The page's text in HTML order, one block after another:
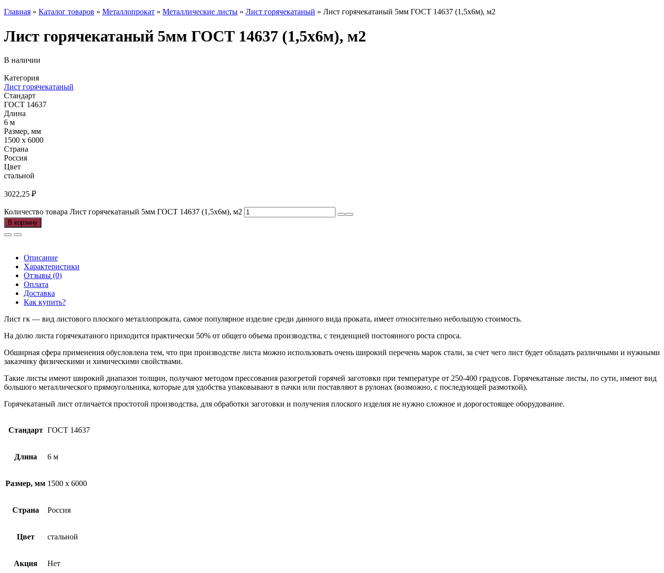
Главная » Каталог товаров » Металлопрокат » Металлические листы » Лист горячекатаный » Лист горячекатаный 5мм ГОСТ 14637 (1,5х6м), м2
Лист горячекатаный 5мм ГОСТ 14637 (1,5х6м), м2
В наличии
Категория
Лист горячекатаный
Стандарт
ГОСТ 14637
Длина
6 м
Размер, мм
1500 х 6000
Страна
Россия
Цвет
стальной
3022,25 ₽
Количество товара Лист горячекатаный 5мм ГОСТ 14637 (1,5х6м), м2
В корзину
Описание
Характеристики
Отзывы (0)
Оплата
Доставка
Как купить?
Лист гк — вид листового плоского металлопроката, самое популярное изделие среди данного вида проката, имеет относительно небольшую стоимость.
На долю листа горячекатаного приходится практически 50% от общего объема производства, с тенденцией постоянного роста спроса.
Обширная сфера применения обусловлена тем, что при производстве листа можно использовать очень широкий перечень марок стали, за счет чего лист будет обладать различными и нужными
заказчику физическими и химическими свойствами.
Такие листы имеют широкий диапазон толщин, получают методом прессования разогретой горячей заготовки при температуре от 250-400 градусов. Горячекатаные листы, по сути, имеют вид
большого металлического прямоугольника, которые для удобства упаковывают в пачки или поставляют в рулонах (возможно, с последующей размоткой).
Горячекатаный лист отличается простотой производства, для обработки заготовки и получения плоского изделия не нужно сложное и дорогостоящее оборудование.
Стандарт ГОСТ 14637
Длина 6 м
Размер, мм 1500 х 6000
Страна Россия
Цвет стальной
Акция Нет